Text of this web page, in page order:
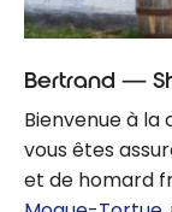
Bertrand —
Bienvenue à
vous êtes
et de homard